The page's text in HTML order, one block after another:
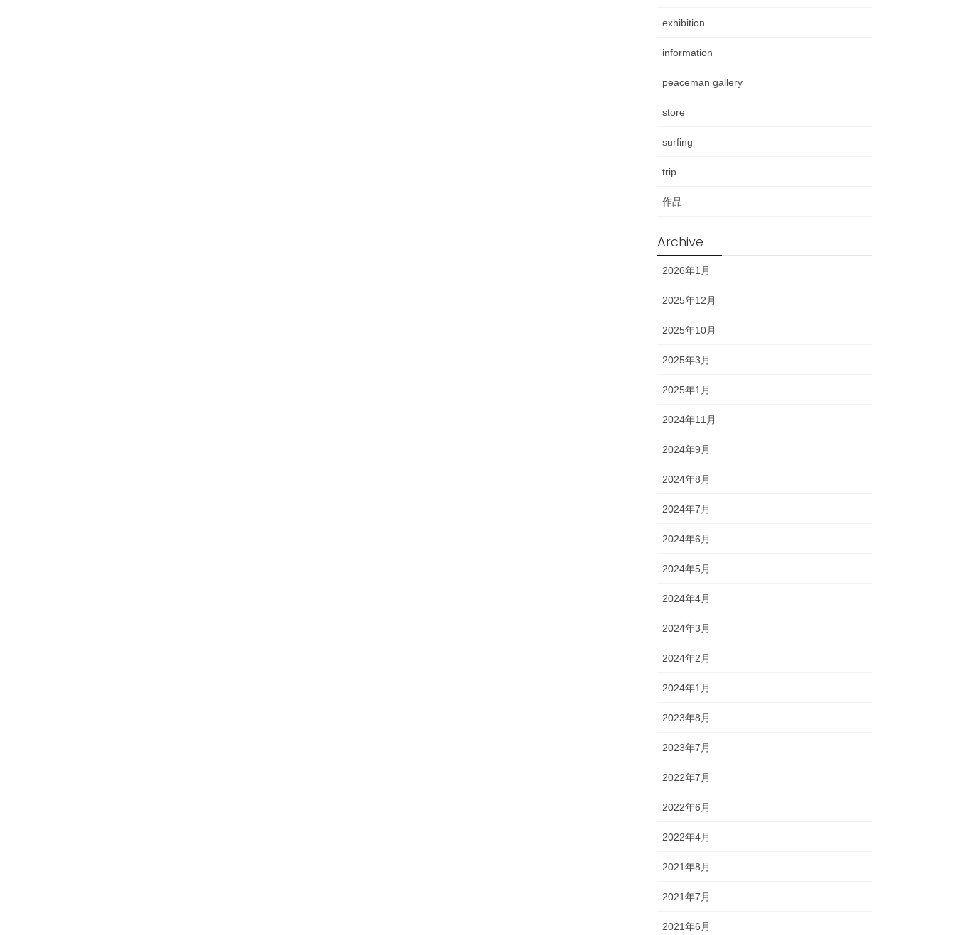
exhibition
information
peaceman gallery
store
surfing
trip
作品
Archive
2026年1月
2025年12月
2025年10月
2025年3月
2025年1月
2024年11月
2024年9月
2024年8月
2024年7月
2024年6月
2024年5月
2024年4月
2024年3月
2024年2月
2024年1月
2023年8月
2023年7月
2022年7月
2022年6月
2022年4月
2021年8月
2021年7月
2021年6月